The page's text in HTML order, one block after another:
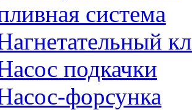
система
подкачки
форсунка